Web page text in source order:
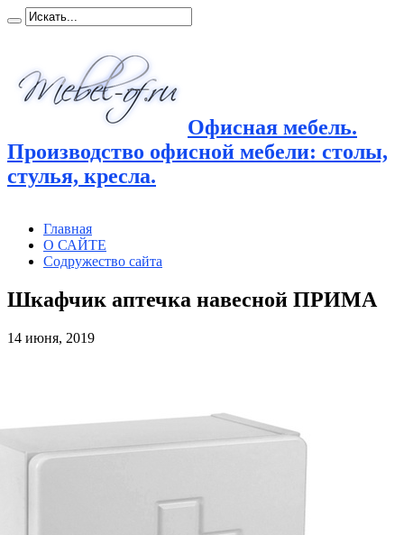
Офисная мебель.
Производство офисной мебели: столы,
стулья, кресла.
Главная
О САЙТЕ
Содружество сайта
Шкафчик аптечка навесной ПРИМА
14 июня, 2019